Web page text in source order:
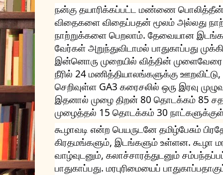
நன்கு தயாரிக்கப்பட்ட மண்ணை பொலித்தீன்
விதைகளை விதைப்பதன் மூலம் அல்லது
நாற்றுக்களை பெறலாம். தேவையான
வேர்கள் அறுந்துவிடாமல் பாதுகாப்பது
இன்னொரு முறையில் வித்தின் முளைவேரை
நீரில் 24 மணித்தியாலங்களுக்கு
செறிவுள்ள GA3 கரைசலில் ஒரு இரவு
இதனால் முழை திறன் 80 தொடக்கம் 85
முழைத்தல் 15 தொடக்கம் 30 நாட்களுக்குள்
கூழாவடி என்ற பெயருடனே தமிழ்பேசும்
கிரதமங்களும், இடங்களும் உள்ளன.
வாழ்வுடனும், கலாச்சாரத்துடனும்
பாதுகாப்பது. மரபுரிமையைப்